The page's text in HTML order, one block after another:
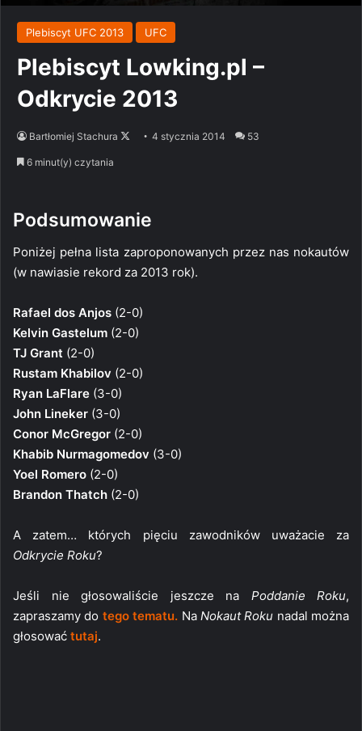
Plebiscyt UFC 2013 UFC
Plebiscyt Lowking.pl –
Odkrycie 2013
Bartłomiej Stachura
Follow4 stycznia 2014 53
6 minut(y) czytania
Podsumowanie
Poniżej pełna lista zaproponowanych przez nas nokautów
(w nawiasie rekord za 2013 rok).
Rafael dos Anjos (2-0)
Kelvin Gastelum (2-0)
TJ Grant (2-0)
Rustam Khabilov (2-0)
Ryan LaFlare (3-0)
John Lineker (3-0)
Conor McGregor (2-0)
Khabib Nurmagomedov (3-0)
Yoel Romero (2-0)
Brandon Thatch (2-0)
A zatem… których pięciu zawodników uważacie za
Odkrycie Roku?
Jeśli nie głosowaliście jeszcze na Poddanie Roku,
zapraszamy do tego tematu. Na Nokaut Roku nadal można
głosować tutaj.